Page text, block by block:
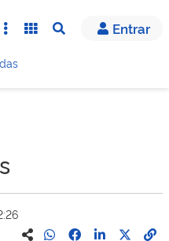
Abrir buscaEntrar